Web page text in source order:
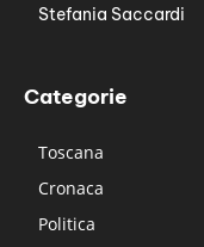
Stefania Saccardi
Categorie
Toscana
Cronaca
Politica